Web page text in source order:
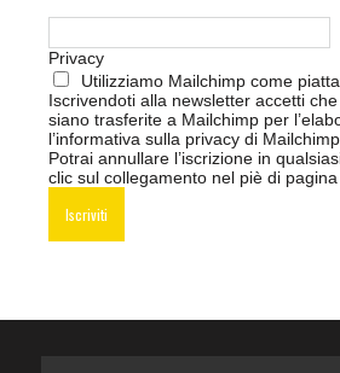
Privacy
Utilizziamo Mailchimp come
Iscrivendoti alla newsletter accetti
siano trasferite a Mailchimp per
l’informativa sulla privacy di Mailchimp
Potrai annullare l’iscrizione in
clic sul collegamento nel piè di